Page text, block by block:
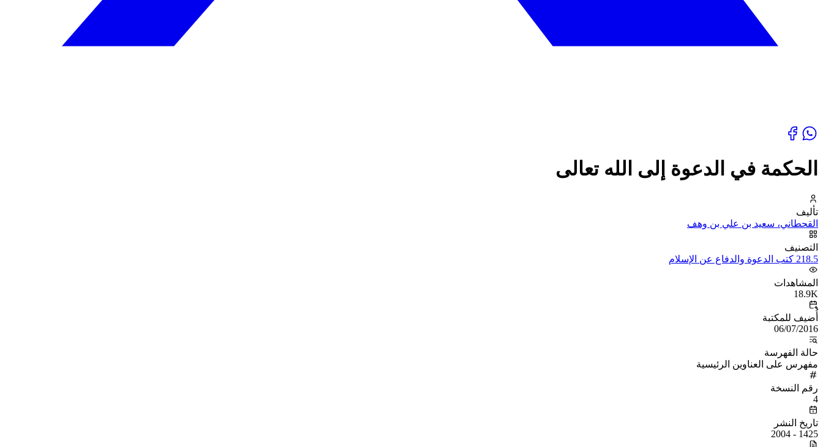
الحكمة في الدعوة إلى الله تعالى
تأليف
القحطاني، سعيد بن علي بن وهف
التصنيف
218.5 كتب الدعوة والدفاع عن الإسلام
المشاهدات
18.9K
أُضيف للمكتبة
06/07/2016
حالة الفهرسة
مفهرس على العناوين الرئيسية
رقم النسخة
4
تاريخ النشر
1425 - 2004